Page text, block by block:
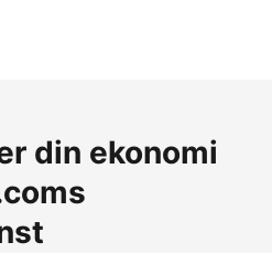
din ekonomi